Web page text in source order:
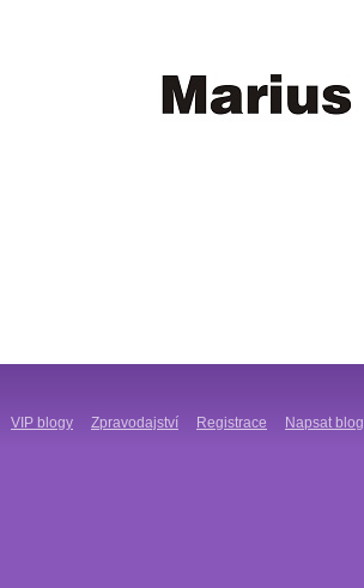
VIP blogy Zpravodajství Registrace Napsat blog